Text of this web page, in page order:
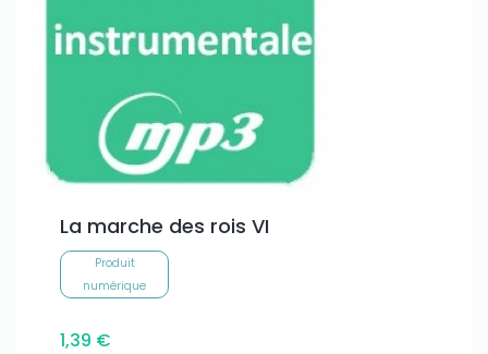
La marche des rois VI
Produit
numérique
1,39 €